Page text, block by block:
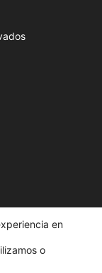
de Diputación de
en
o